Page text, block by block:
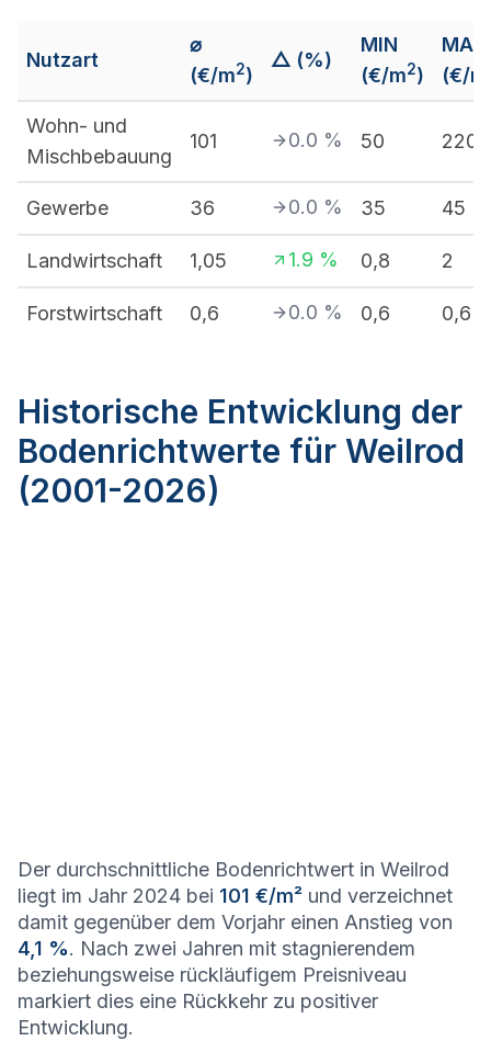
Nutzart
⌀
(€/m2)
△ (%)
MIN
(€/m2)
MAX
(€/m
Wohn- und
Mischbebauung
101 0.0 % 50 220
Gewerbe 36 0.0 % 35 45
Landwirtschaft 1,05 1.9 % 0,8 2
Forstwirtschaft 0,6 0.0 % 0,6 0,6
Historische Entwicklung der
Bodenrichtwerte für Weilrod
(2001-2026)
Der durchschnittliche Bodenrichtwert in Weilrod
liegt im Jahr 2024 bei 101 €/m² und verzeichnet
damit gegenüber dem Vorjahr einen Anstieg von
4,1 %. Nach zwei Jahren mit stagnierendem
beziehungsweise rückläufigem Preisniveau
markiert dies eine Rückkehr zu positiver
Entwicklung.